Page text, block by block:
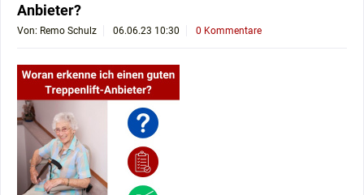
Anbieter?
Von: Remo Schulz 06.06.23 10:30 0 Kommentare